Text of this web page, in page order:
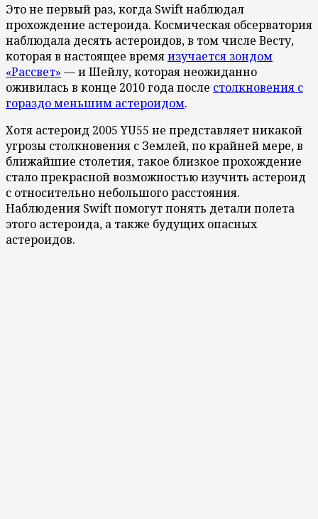
Это не первый раз, когда Swift наблюдал
прохождение астероида. Космическая обсерватория
наблюдала десять астероидов, в том числе Весту,
которая в настоящее времяизучается зондом
«Рассвет» — и Шейлу, которая неожиданно
оживилась в конце 2010 года после столкновения с
гораздо меньшим астероидом.
Хотя астероид 2005 YU55 не представляет никакой
угрозы столкновения с Землей, по крайней мере, в
ближайшие столетия, такое близкое прохождение
стало прекрасной возможностью изучить астероид
с относительно небольшого расстояния.
Наблюдения Swift помогут понять детали полета
этого астероида, а также будущих опасных
астероидов.